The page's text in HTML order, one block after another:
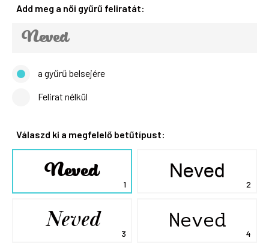
Add meg a női gyűrű feliratát:
a gyűrű belsejére
Felirat nélkül
Válaszd ki a megfelelő betűtípust:
Neved Neved
Neved Neved